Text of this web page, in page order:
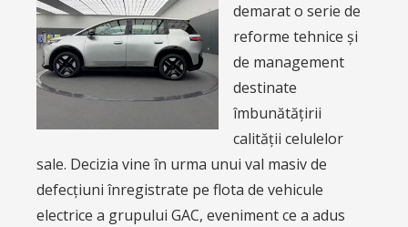
demarat o serie de
reforme tehnice și
de management
destinate
îmbunătățirii
calității celulelor
sale. Decizia vine în urma unui val masiv de
defecțiuni înregistrate pe flota de vehicule
electrice a grupului GAC, eveniment ce a adus